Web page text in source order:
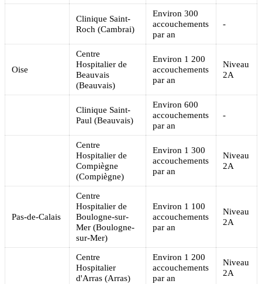
Clinique Saint-
Roch (Cambrai)
Environ 300
accouchements
par an
-
Oise
Centre
Hospitalier de
Beauvais
(Beauvais)
Environ 1 200
accouchements
par an
Niveau
2A
Clinique Saint-
Paul (Beauvais)
Environ 600
accouchements
par an
-
Centre
Hospitalier de
Compiègne
(Compiègne)
Environ 1 300
accouchements
par an
Niveau
2A
Pas-de-Calais
Centre
Hospitalier de
Boulogne-sur-
Mer (Boulogne-
sur-Mer)
Environ 1 100
accouchements
par an
Niveau
2A
Centre
Hospitalier
d'Arras (Arras)
Environ 1 200
accouchements
par an
Niveau
2A